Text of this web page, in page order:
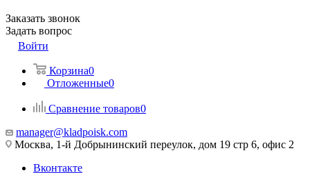
Заказать звонок
Задать вопрос
Войти
Корзина0
Отложенные0
Сравнение товаров0
manager@kladpoisk.com
Москва, 1-й Добрынинский переулок, дом 19 стр 6, офис 2
Вконтакте